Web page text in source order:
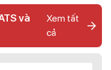
và
Xem tất
cả